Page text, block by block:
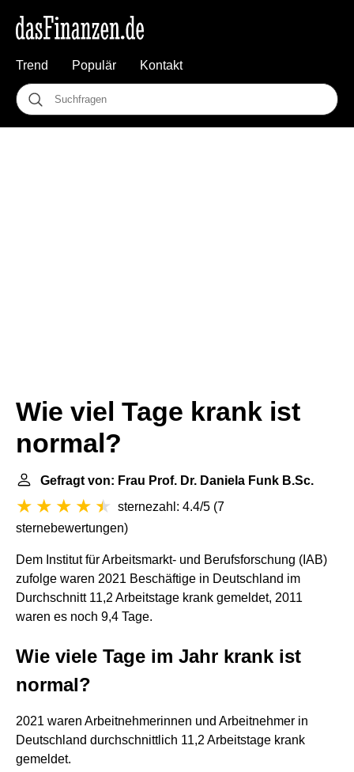
Trend Populär Kontakt
Wie viel Tage krank ist
normal?
Gefragt von: Frau Prof. Dr. Daniela Funk B.Sc.
sternezahl: 4.4/5 (7
sternebewertungen)
Dem Institut für Arbeitsmarkt- und Berufsforschung (IAB)
zufolge waren 2021 Beschäftige in Deutschland im
Durchschnitt 11,2 Arbeitstage krank gemeldet, 2011
waren es noch 9,4 Tage.
Wie viele Tage im Jahr krank ist
normal?
2021 waren Arbeitnehmerinnen und Arbeitnehmer in
Deutschland durchschnittlich 11,2 Arbeitstage krank
gemeldet.